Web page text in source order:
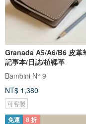
Granada A5/A6/B6 皮革筆記本/
記事本/日誌/植鞣革
Bambini N° 9
NT$ 1,380
可客製
免運 8 折